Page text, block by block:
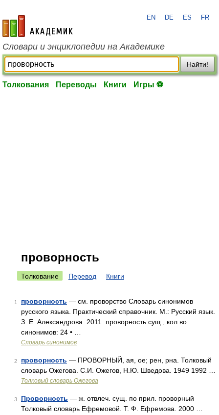
academic.ru
EN DE ES FR
Словари и энциклопедии на Академике
Найти!
Толкования Переводы Книги Игры ⚽
проворность
Толкование Перевод Книги
1 проворность — см. проворство Словарь синонимов
русского языка. Практический справочник. М.: Русский язык.
З. Е. Александрова. 2011. проворность сущ., кол во
синонимов: 24 • …
Словарь синонимов
2 проворность — ПРОВОРНЫЙ, ая, ое; рен, рна. Толковый
словарь Ожегова. С.И. Ожегов, Н.Ю. Шведова. 1949 1992 …
Толковый словарь Ожегова
3 Проворность — ж. отвлеч. сущ. по прил. проворный
Толковый словарь Ефремовой. Т. Ф. Ефремова. 2000 …